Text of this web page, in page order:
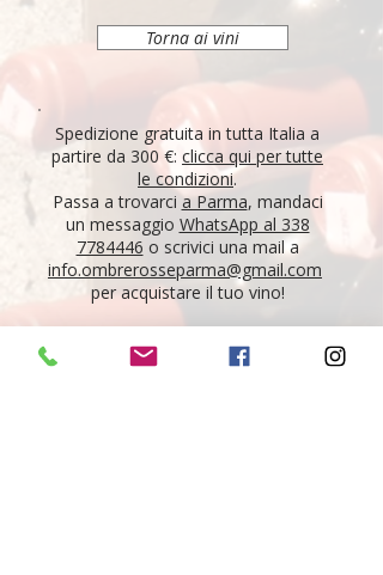
Torna ai vini
Spedizione gratuita in tutta Italia a
partire da 300 €: clicca qui per tutte
le condizioni.
Passa a trovarci a Parma, mandaci
un messaggio WhatsApp al 338
7784446 o scrivici una mail a
info.ombrerosseparma@gmail.com
per acquistare il tuo vino!
"Tutti i vini della nostra cantina derivano da un
lungo percorso di ricerca, iniziato nel 1995 con